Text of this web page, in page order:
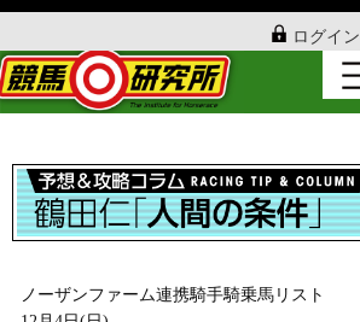
ログイン
ノーザンファーム連携騎手騎乗馬リスト